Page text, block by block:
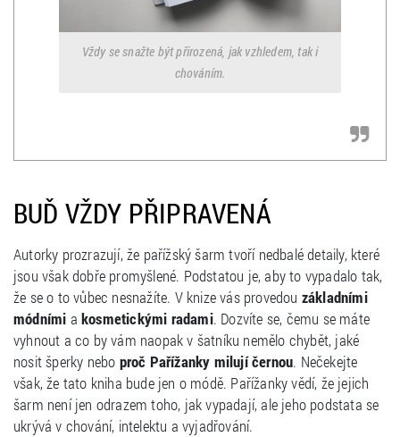
Vždy se snažte být přirozená, jak vzhledem, tak i
chováním.
BUĎ VŽDY PŘIPRAVENÁ
Autorky prozrazují, že pařížský šarm tvoří nedbalé detaily, které
jsou však dobře promyšlené. Podstatou je, aby to vypadalo tak,
že se o to vůbec nesnažíte. V knize vás provedou základními
módními a kosmetickými radami. Dozvíte se, čemu se máte
vyhnout a co by vám naopak v šatníku nemělo chybět, jaké
nosit šperky nebo proč Pařížanky milují černou. Nečekejte
však, že tato kniha bude jen o módě. Pařížanky vědí, že jejich
šarm není jen odrazem toho, jak vypadají, ale jeho podstata se
ukrývá v chování, intelektu a vyjadřování.